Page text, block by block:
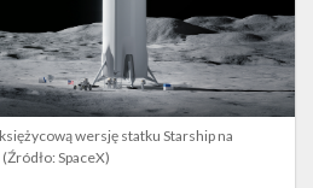
wersję statku Starship na
SpaceX)